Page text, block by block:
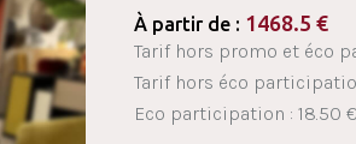
À partir de : 1468.5 €
Tarif hors promo et éco
Tarif hors éco
Eco participation : 18.50 €